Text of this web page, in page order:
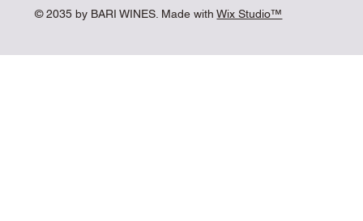
© 2035 by BARI WINES. Made withWix Studio™